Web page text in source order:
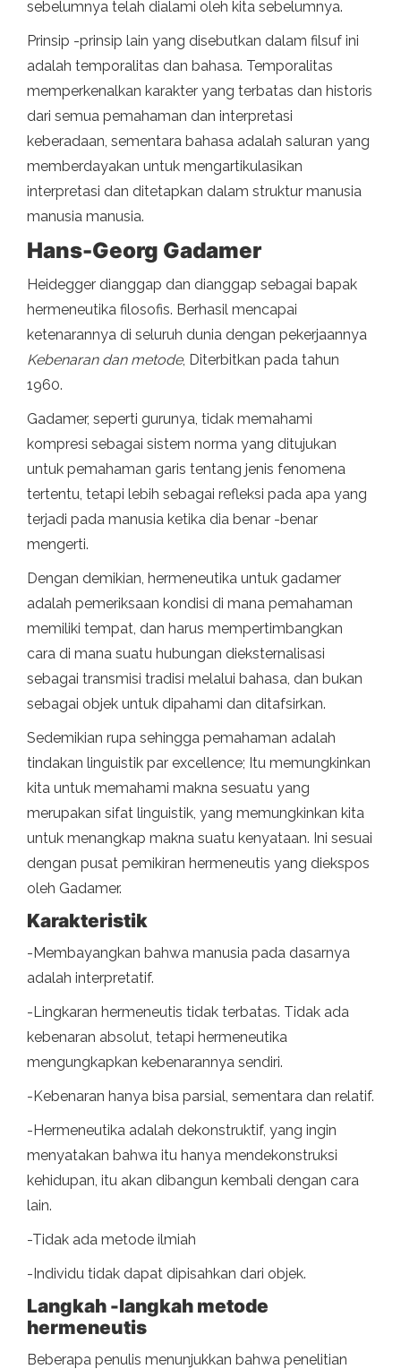
sebelumnya telah dialami oleh kita sebelumnya.
Prinsip -prinsip lain yang disebutkan dalam filsuf ini
adalah temporalitas dan bahasa. Temporalitas
memperkenalkan karakter yang terbatas dan historis
dari semua pemahaman dan interpretasi
keberadaan, sementara bahasa adalah saluran yang
memberdayakan untuk mengartikulasikan
interpretasi dan ditetapkan dalam struktur manusia
manusia manusia.
Hans-Georg Gadamer
Heidegger dianggap dan dianggap sebagai bapak
hermeneutika filosofis. Berhasil mencapai
ketenarannya di seluruh dunia dengan pekerjaannya
Kebenaran dan metode, Diterbitkan pada tahun
1960.
Gadamer, seperti gurunya, tidak memahami
kompresi sebagai sistem norma yang ditujukan
untuk pemahaman garis tentang jenis fenomena
tertentu, tetapi lebih sebagai refleksi pada apa yang
terjadi pada manusia ketika dia benar -benar
mengerti.
Dengan demikian, hermeneutika untuk gadamer
adalah pemeriksaan kondisi di mana pemahaman
memiliki tempat, dan harus mempertimbangkan
cara di mana suatu hubungan dieksternalisasi
sebagai transmisi tradisi melalui bahasa, dan bukan
sebagai objek untuk dipahami dan ditafsirkan.
Sedemikian rupa sehingga pemahaman adalah
tindakan linguistik par excellence; Itu memungkinkan
kita untuk memahami makna sesuatu yang
merupakan sifat linguistik, yang memungkinkan kita
untuk menangkap makna suatu kenyataan. Ini sesuai
dengan pusat pemikiran hermeneutis yang diekspos
oleh Gadamer.
Karakteristik
-Membayangkan bahwa manusia pada dasarnya
adalah interpretatif.
-Lingkaran hermeneutis tidak terbatas. Tidak ada
kebenaran absolut, tetapi hermeneutika
mengungkapkan kebenarannya sendiri.
-Kebenaran hanya bisa parsial, sementara dan relatif.
-Hermeneutika adalah dekonstruktif, yang ingin
menyatakan bahwa itu hanya mendekonstruksi
kehidupan, itu akan dibangun kembali dengan cara
lain.
-Tidak ada metode ilmiah
-Individu tidak dapat dipisahkan dari objek.
Langkah -langkah metode
hermeneutis
Beberapa penulis menunjukkan bahwa penelitian